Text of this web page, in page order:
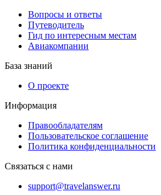
Вопросы и ответы
Путеводитель
Гид по интересным местам
Авиакомпании
База знаний
О проекте
Информация
Правообладателям
Пользовательское соглашение
Политика конфиденциальности
Связаться с нами
support@travelanswer.ru